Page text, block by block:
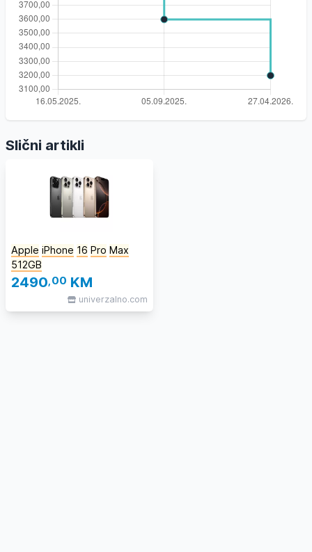
Slični artikli
Apple iPhone 16 Pro Max
512GB
2490,00 KM
univerzalno.com